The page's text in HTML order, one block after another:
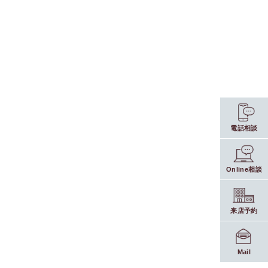
電話相談
Online相談
来店予約
Mail